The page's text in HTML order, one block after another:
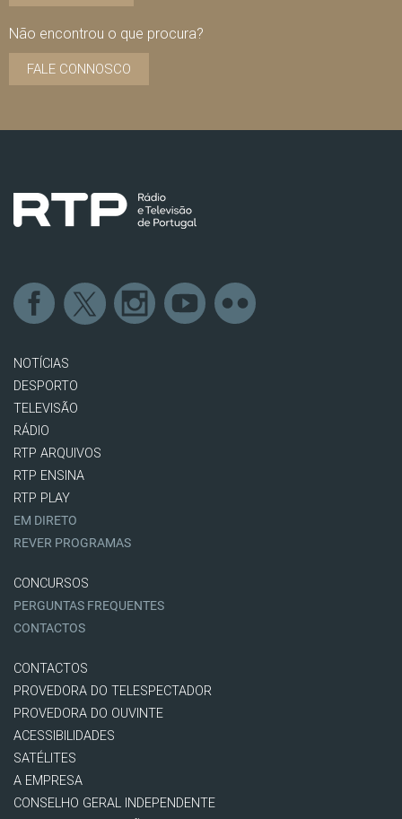
Não encontrou o que procura?
FALE CONNOSCO
NOTÍCIAS
DESPORTO
TELEVISÃO
RÁDIO
RTP ARQUIVOS
RTP ENSINA
RTP PLAY
EM DIRETO
REVER PROGRAMAS
CONCURSOS
PERGUNTAS FREQUENTES
CONTACTOS
CONTACTOS
PROVEDORA DO TELESPECTADOR
PROVEDORA DO OUVINTE
ACESSIBILIDADES
SATÉLITES
A EMPRESA
CONSELHO GERAL INDEPENDENTE